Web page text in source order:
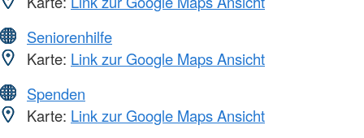
Seniorenhilfe
Karte: Link zur Google Maps Ansicht
Spenden
Karte: Link zur Google Maps Ansicht